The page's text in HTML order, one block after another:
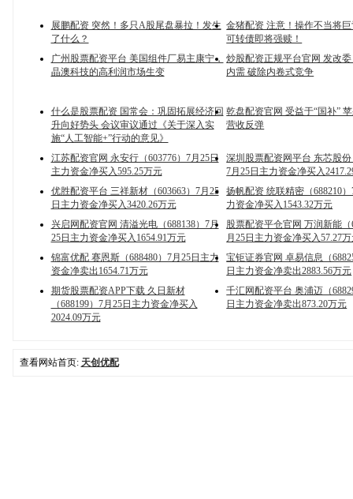
展鹏配资 突然！多只A股尾盘暴拉！发生
了什么？
金猪配资 注意！操作不当将
可转债即将强赎！
广州股票配资平台 美国组件厂易主康宁，
晶澳科技的高利润市场生变
炒股配资正规平台官网 发改
内需 破除内卷式竞争
什么是股票配资 国常会：巩固拓展经济回
升向好势头 会议审议通过《关于深入实
施“人工智能+”行动的意见》
乾盘配资官网 受益于“国补”
营收反弹
江苏配资官网 永安行（603776）7月25日
主力资金净买入595.25万元
深圳股票配资网平台 东芯股份
7月25日主力资金净买入
优胜配资平台 三祥新材（603663）7月25
日主力资金净买入3420.26万元
扬帆配资 统联精密（688210
力资金净买入1543.32万元
兴启网配资官网 清溢光电（688138）7月
25日主力资金净买入1654.91万元
股票配资平仓官网 万润新能（
月25日主力资金净买入57.27
锦富优配 赛恩斯（688480）7月25日主力
资金净卖出1654.71万元
宝钜证券官网 卓易信息（
日主力资金净卖出2883.56万元
期货股票配资APP下载 久日新材
（688199）7月25日主力资金净买入
2024.09万元
千汇网配资平台 奥浦迈（
日主力资金净卖出873.20万元
查看网站首页: 天创优配